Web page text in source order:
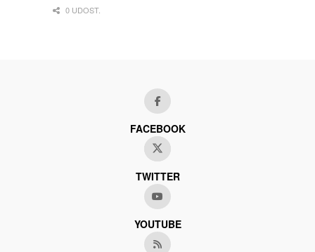
0 UDOST.
FACEBOOK
TWITTER
YOUTUBE